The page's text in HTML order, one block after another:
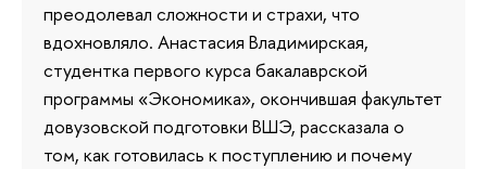
преодолевал сложности и страхи, что
вдохновляло. Анастасия Владимирская,
студентка первого курса бакалаврской
программы «Экономика», окончившая факультет
довузовской подготовки ВШЭ, рассказала о
том, как готовилась к поступлению и почему